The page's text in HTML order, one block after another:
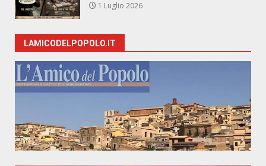
1 Luglio 2026
LAMICODELPOPOLO.IT